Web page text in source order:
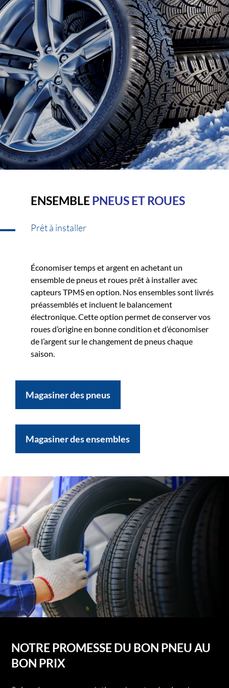
ENSEMBLEPNEUS ET ROUES
Prêt à installer
Économiser temps et argent en achetant un
ensemble de pneus et roues prêt à installer avec
capteurs TPMS en option. Nos ensembles sont livrés
préassemblés et incluent le balancement
électronique. Cette option permet de conserver vos
roues d’origine en bonne condition et d’économiser
de l’argent sur le changement de pneus chaque
saison.
Magasiner des pneus
Magasiner des ensembles
NOTRE PROMESSE DU BON PNEU AU
BON PRIX